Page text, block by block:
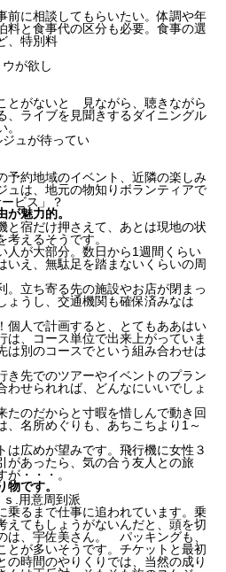
談してもらいたい。体調や年
料と食事代の区分も必要。食事の選
、特別料
が欲し
。
いと 見ながら、聴きながら
、ライブを見聞きするダイニングル
ュが待ってい
！
地域のイベント、近隣の楽しみ
ュは、地元の物知りボランティアで
ビス」？
魅力的。
と宿だけ押さえて、あとは現地の状
えるそうです。
人が大部分。数日から1週間くらい
いえ、無駄足を踏まないくらいの周
。立ち寄る先の施設やお店が閉まっ
ょうし、交通機関も確保済みなは
個人で計画すると、とてもああはい
は、コース単位で出来上がっていま
は別のコースでという組み合わせは
き先でのツアーやイベントのプラン
わせられれば、どんなにいいでしょ
たのだからと寸暇を惜しんで動き回
、名所めぐりも、あちこちより1～
は広めが望みです。飛行機に女性３
があったら、気の合う友人との旅
・・・。
です。
.用意周到派
乗るまで仕事に追われています。乗
えてもしょうがないんだと、頭を切
は、宇佐美さん。 パッキングも、
とが多いそうです。チケットと最初
の時間のやりくりでは、当然の成り